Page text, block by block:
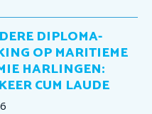
DIPLOMA-
OP MARITIEME
HARLINGEN:
CUM LAUDE